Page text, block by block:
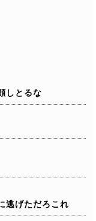
しとるな
逃げただろこれ